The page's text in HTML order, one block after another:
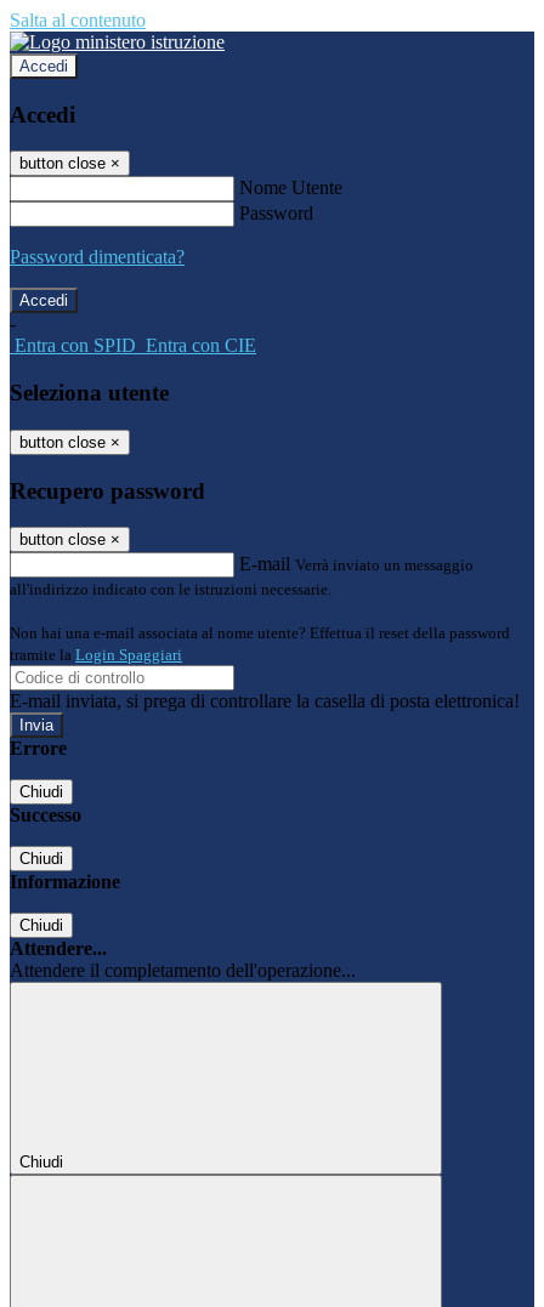
Salta al contenuto
Accedi
Accedi
button close ×
Nome Utente
Password
Password dimenticata?
-
Entra con SPID Entra con CIE
Seleziona utente
button close ×
Recupero password
button close ×
E-mail Verrà inviato un messaggio
all'indirizzo indicato con le istruzioni necessarie.
Non hai una e-mail associata al nome utente? Effettua il reset della password
tramite la Login Spaggiari
E-mail inviata, si prega di controllare la casella di posta elettronica!
Errore
Chiudi
Successo
Chiudi
Informazione
Chiudi
Attendere...
Attendere il completamento dell'operazione...
Chiudi